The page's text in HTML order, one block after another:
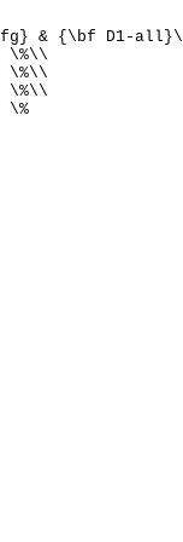
fg} & {\bf D1-
\%\\
\%\\
\%\\
\%